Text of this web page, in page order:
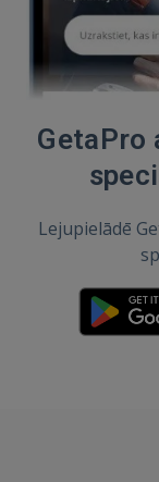
GetaPro
Lejupielādē